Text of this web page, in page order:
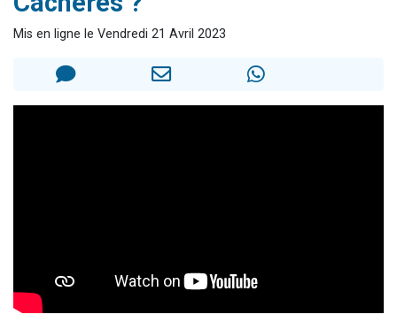
Mis en ligne le Vendredi 21 Avril 2023